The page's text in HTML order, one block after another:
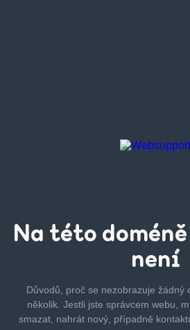
Na této
není
Důvodů, proč se nezobrazuje žádný
několik. Jestli jste správcem webu,
smazat, nahrát nový, případně